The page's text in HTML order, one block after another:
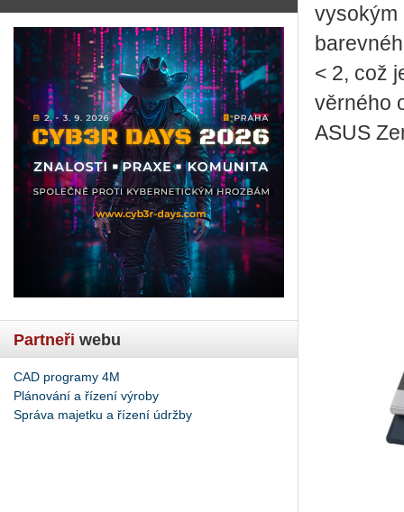
Partneři webu
CAD programy 4M
Plánování a řízení výroby
Správa majetku a řízení údržby
vy­so­kým
< 2, což
věr­né­ho
ASUS